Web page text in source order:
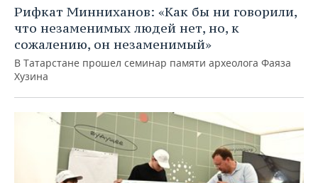
Рифкат Минниханов: «Как бы ни говорили,
что незаменимых людей нет, но, к
сожалению, он незаменимый»
В Татарстане прошел семинар памяти археолога Фаяза
Хузина